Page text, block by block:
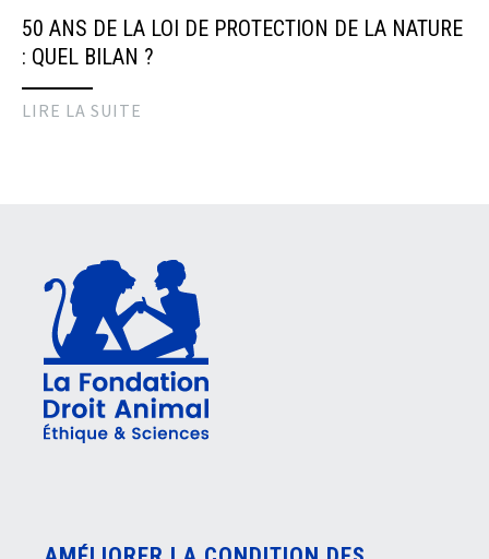
50 ANS DE LA LOI DE PROTECTION DE LA NATURE
: QUEL BILAN ?
LIRE LA SUITE